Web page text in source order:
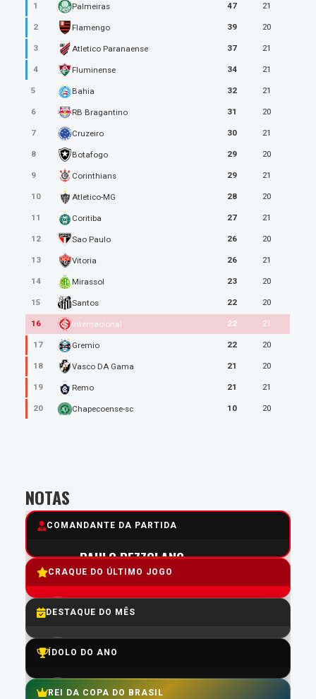
5.0
TREINADOR
1 Palmeiras 47 21
2 Flamengo 39 20
3 Atletico Paranaense 37 21
4 Fluminense 34 21
5 Bahia 32 21
6 RB Bragantino 31 20
7 Cruzeiro 30 21
8 Botafogo 29 20
9 Corinthians 29 21
10 Atletico-MG 28 20
11 Coritiba 27 21
12 Sao Paulo 26 20
13 Vitoria 26 21
14 Mirassol 23 20
15 Santos 22 20
16 Internacional 22 21
17 Gremio 22 20
18 Vasco DA Gama 21 20
19 Remo 21 21
20 Chapecoense-sc 10 20
NOTAS
COMANDANTE DA PARTIDA
PAULO PEZZOLANO
Média do Último jogo:
Média do Ano: 4.9
CRAQUE DO ÚLTIMO JOGO
ALEXANDRO BERNABEI
DESTAQUE DO MÊS
GABRIEL MERCADO
ÍDOLO DO ANO
ALEXANDRO BERNABEI
REI DA COPA DO BRASIL